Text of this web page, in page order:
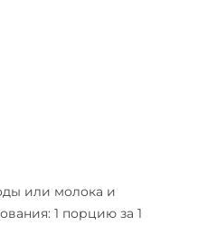
или молока и
1 порцию за 1